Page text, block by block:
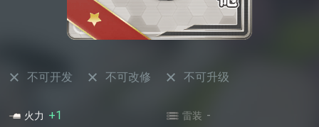
不可开发 不可改修 不可升级
火力 +1 雷装 -